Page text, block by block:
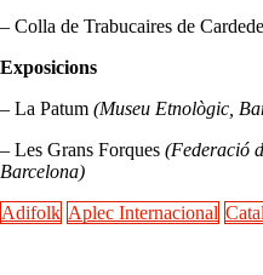
– Colla de Trabucaires de
Exposicions
– La Patum (Museu Etnològic,
– Les Grans Forques (Federació
Barcelona)
Adifolk Aplec Internacional